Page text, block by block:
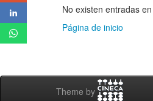
No existen entradas
Página de inicio
Theme by